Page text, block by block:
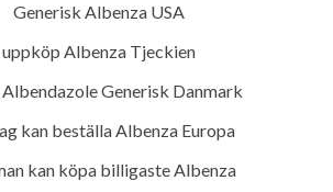
Generisk Albenza USA
uppköp Albenza Tjeckien
Generisk Danmark
kan beställa Albenza Europa
kan köpa billigaste Albenza
K.S.A